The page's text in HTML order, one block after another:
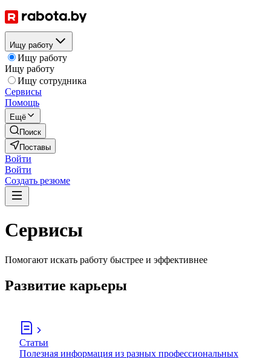
Ищу работу
Ищу работу
Ищу работу
Ищу сотрудника
Сервисы
Помощь
Ещё
Поиск
Поставы
Войти
Войти
Создать резюме
Сервисы
Помогают искать работу быстрее и эффективнее
Развитие карьеры
Статьи
Полезная информация из разных профессиональных